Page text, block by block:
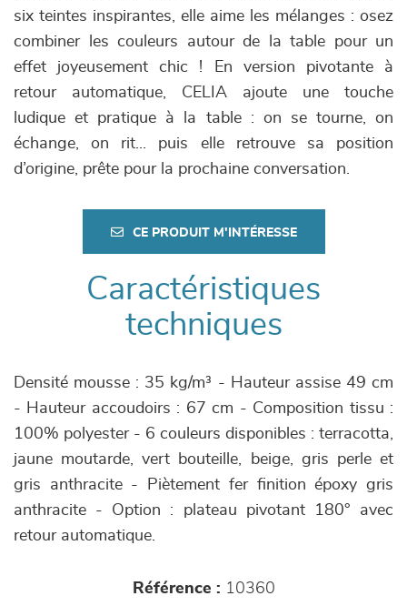
six teintes inspirantes, elle aime les mélanges : osez
combiner les couleurs autour de la table pour un
effet joyeusement chic ! En version pivotante à
retour automatique, CELIA ajoute une touche
ludique et pratique à la table : on se tourne, on
échange, on rit... puis elle retrouve sa position
d’origine, prête pour la prochaine conversation.
CE PRODUIT M'INTÉRESSE
Caractéristiques
techniques
Densité mousse : 35 kg/m³ - Hauteur assise 49 cm
- Hauteur accoudoirs : 67 cm - Composition tissu :
100% polyester - 6 couleurs disponibles : terracotta,
jaune moutarde, vert bouteille, beige, gris perle et
gris anthracite - Piètement fer finition époxy gris
anthracite - Option : plateau pivotant 180° avec
retour automatique.
Référence : 10360